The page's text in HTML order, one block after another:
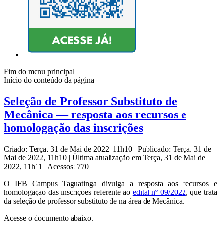
Fim do menu principal
Início do conteúdo da página
Seleção de Professor Substituto de
Mecânica — resposta aos recursos e
homologação das inscrições
Criado: Terça, 31 de Mai de 2022, 11h10 | Publicado: Terça, 31 de
Mai de 2022, 11h10 | Última atualização em Terça, 31 de Mai de
2022, 11h11 | Acessos: 770
O IFB Campus Taguatinga divulga a resposta aos recursos e
homologação das inscrições referente ao edital nº 09/2022, que trata
da seleção de professor substituto de na área de Mecânica.
Acesse o documento abaixo.